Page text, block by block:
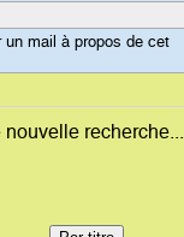
un mail à propos de cet
nouvelle recherche...